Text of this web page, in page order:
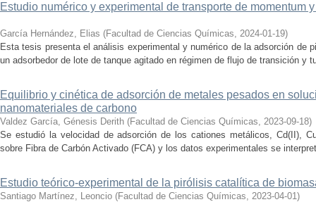
Estudio numérico y experimental de transporte de momentum
García Hernández, Elias (Facultad de Ciencias Químicas, 2024-01-19)
Esta tesis presenta el análisis experimental y numérico de la adsorción de
un adsorbedor de lote de tanque agitado en régimen de flujo de transición y
Equilibrio y cinética de adsorción de metales pesados en
nanomateriales de carbono
Valdez García, Génesis Derith (Facultad de Ciencias Químicas, 2023-09-18)
Se estudió la velocidad de adsorción de los cationes metálicos, Cd(II),
sobre Fibra de Carbón Activado (FCA) y los datos experimentales se
Estudio teórico-experimental de la pirólisis catalítica de
Santiago Martínez, Leoncio (Facultad de Ciencias Químicas, 2023-04-01)